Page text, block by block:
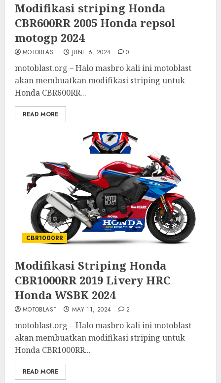
Modifikasi striping Honda
CBR600RR 2005 Honda repsol
motogp 2024
MOTOBLAST JUNE 6, 2024 0
motoblast.org – Halo masbro kali ini motoblast
akan membuatkan modifikasi striping untuk
Honda CBR600RR...
READ MORE
CBR1000RR
Modifikasi Striping Honda
CBR1000RR 2019 Livery HRC
Honda WSBK 2024
MOTOBLAST MAY 11, 2024 2
motoblast.org – Halo masbro kali ini motoblast
akan membuatkan modifikasi striping untuk
Honda CBR1000RR...
READ MORE